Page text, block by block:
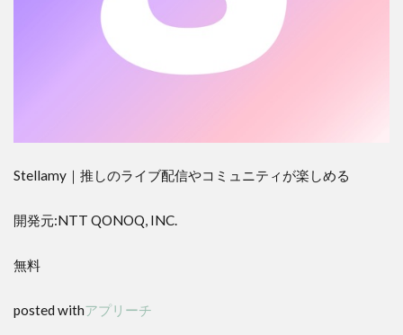
Stellamy｜推しのライブ配信やコミュニティが楽しめる
開発元:NTT QONOQ, INC.
無料
posted withアプリーチ